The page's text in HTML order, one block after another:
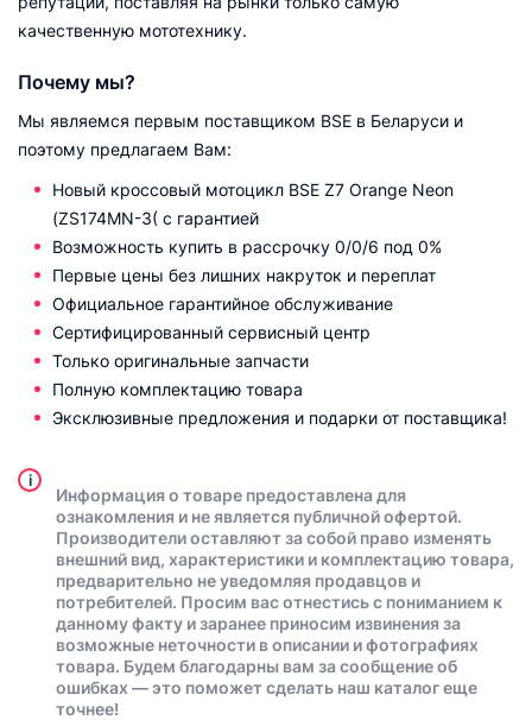
качественную мототехнику.
Почему мы?
Мы являемся первым поставщиком BSE в Беларуси и
поэтому предлагаем Вам:
Новый кроссовый мотоцикл BSE Z7 Orange Neon
(ZS174MN-3( с гарантией
Возможность купить в рассрочку 0/0/6 под 0%
Первые цены без лишних накруток и переплат
Официальное гарантийное обслуживание
Сертифицированный сервисный центр
Только оригинальные запчасти
Полную комплектацию товара
Эксклюзивные предложения и подарки от поставщика!
i
Информация о товаре предоставлена для
ознакомления и не является публичной офертой.
Производители оставляют за собой право изменять
внешний вид, характеристики и комплектацию товара,
предварительно не уведомляя продавцов и
потребителей. Просим вас отнестись с пониманием к
данному факту и заранее приносим извинения за
возможные неточности в описании и фотографиях
товара. Будем благодарны вам за сообщение об
ошибках — это поможет сделать наш каталог еще
точнее!